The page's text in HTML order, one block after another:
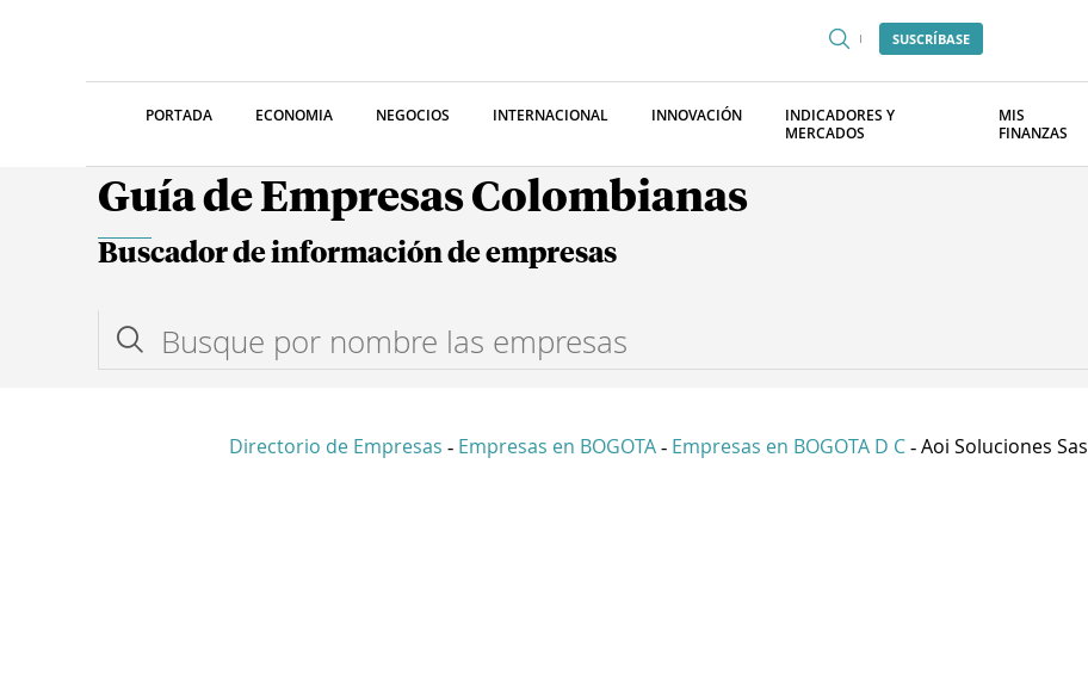
SUSCRÍBASE
PORTADA ECONOMIA NEGOCIOS INTERNACIONAL INNOVACIÓN
INDICADORES Y
MERCADOS
MIS
FINANZAS
Guía de Empresas Colombianas
Buscador de información de empresas
Directorio de Empresas - Empresas en BOGOTA - Empresas en BOGOTA D C - Aoi Soluciones Sas